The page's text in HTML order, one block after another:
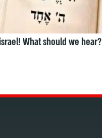
What should we hear?